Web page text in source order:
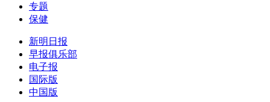
专题
保健
新明日报
早报俱乐部
电子报
国际版
中国版